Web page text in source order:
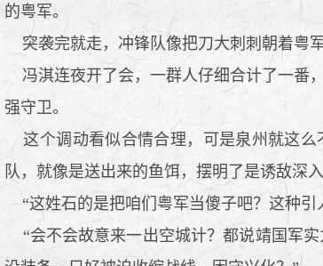
的粤军。
突袭完就走，冲锋队像把刀大刺刺朝着粤
冯淇连夜开了会，一群人仔细合计了一番
强守卫。
这个调动看似合情合理，可是泉州就这么
队，就像是送出来的鱼饵，摆明了是诱敌深
“这姓石的是把咱们粤军当傻子吧？这种引
“会不会故意来一出空城计？都说靖国军